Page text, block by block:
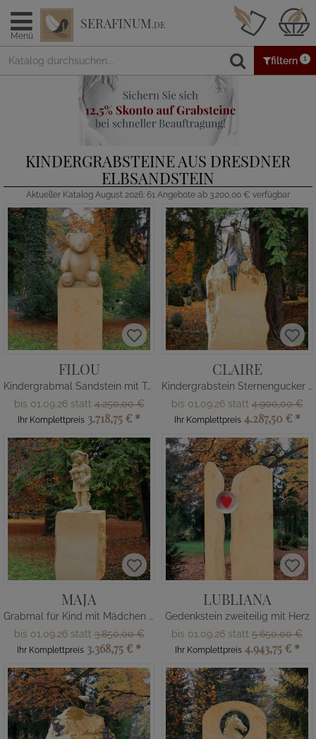
Menü
SERAFINUM.DE
filtern 1
KINDERGRABSTEINE AUS DRESDNER
ELBSANDSTEIN
Aktueller Katalog August 2026: 61 Angebote ab 3.200,00 € verfügbar
FILOU
Kindergrabmal Sandstein mit Teddy Bär
bis 01.09.26 statt4.250,00 €
Ihr Komplettpreis 3.718,75 € *
CLAIRE
Kindergrabstein Sternengucker Figur
bis 01.09.26 statt4.900,00 €
Ihr Komplettpreis 4.287,50 € *
MAJA
Grabmal für Kind mit Mädchen Figur
bis 01.09.26 statt3.850,00 €
Ihr Komplettpreis 3.368,75 € *
LUBLIANA
Gedenkstein zweiteilig mit Herz
bis 01.09.26 statt 5.650,00 €
Ihr Komplettpreis 4.943,75 € *